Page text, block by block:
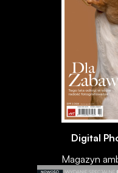
Digital
Magazyn